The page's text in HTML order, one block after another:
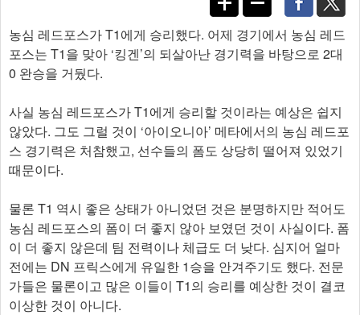
농심 레드포스가 T1에게 승리했다. 어제 경기에서 농심 레드
포스는 T1을 맞아 ‘킹겐’의 되살아난 경기력을 바탕으로 2대
0 완승을 거뒀다.
사실 농심 레드포스가 T1에게 승리할 것이라는 예상은 쉽지
않았다. 그도 그럴 것이 ‘아이오니아’ 메타에서의 농심 레드포
스 경기력은 처참했고, 선수들의 폼도 상당히 떨어져 있었기
때문이다.
물론 T1 역시 좋은 상태가 아니었던 것은 분명하지만 적어도
농심 레드포스의 폼이 더 좋지 않아 보였던 것이 사실이다. 폼
이 더 좋지 않은데 팀 전력이나 체급도 더 낮다. 심지어 얼마
전에는 DN 프릭스에게 유일한 1승을 안겨주기도 했다. 전문
가들은 물론이고 많은 이들이 T1의 승리를 예상한 것이 결코
이상한 것이 아니다.